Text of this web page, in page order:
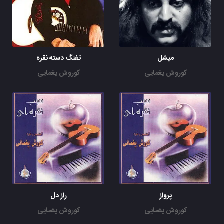
شبای تاریک عمرم
از ستاره بی نشان بود
تا یک روز از قلب سردم
صدای پایی شنیدم
فصل خاموشی تموم شد
این صدای گفتنم بود
یک روزی وقتی که اومد
من به زندگی رسیدم
ولی وقتی که یک روز رفت
به پریشونی رسیدم
بعد از این تنها و گریون
میشینم زار و پریشون
به یاد چشمای زیباش
میشل
کوروش یغمایی
تفنگ دسته نقره
کوروش یغمایی
پرواز
کوروش یغمایی
راز دل
کوروش یغمایی